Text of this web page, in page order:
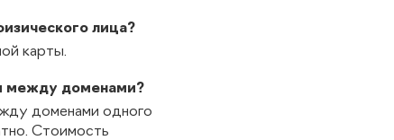
лица?
карты.
между доменами?
доменами одного
Стоимость